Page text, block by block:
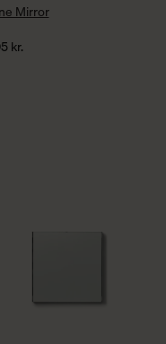
Mirror
kr.